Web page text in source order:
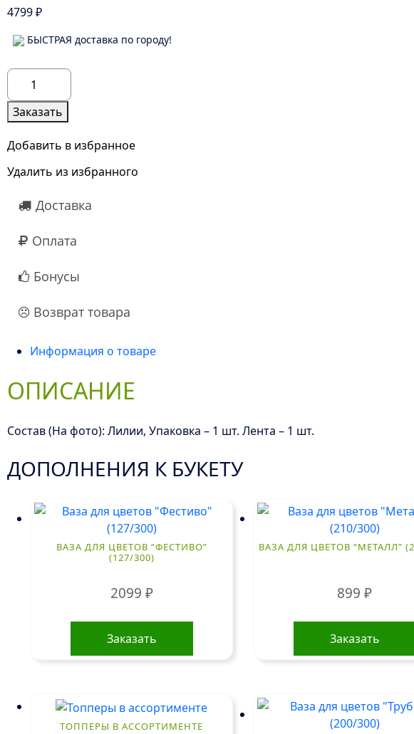
4799₽
БЫСТРАЯ доставка по городу!
Количество
товара
5
Белых
Восточных
Заказать
Добавить в избранное
Удалить из избранного
Доставка
Оплата
Бонусы
Возврат товара
Информация о товаре
ОПИСАНИЕ
Состав (На фото): Лилии, Упаковка – 1 шт. Лента – 1 шт.
ДОПОЛНЕНИЯ К БУКЕТУ
ВАЗА ДЛЯ ЦВЕТОВ “ФЕСТИВО”
(127/300)
2099 ₽
Заказать
ВАЗА ДЛЯ ЦВЕТОВ “МЕТАЛЛ”
899₽
Заказать
ТОППЕРЫ В АССОРТИМЕНТЕ